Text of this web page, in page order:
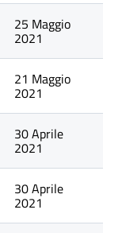
25 Maggio
2021
21 Maggio
2021
30 Aprile
2021
30 Aprile
2021